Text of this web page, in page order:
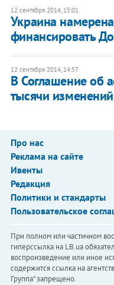
12 сентября 2014, 15:01
Украина
финансировать
12 сентября 2014, 14:57
В Соглашение об
тысячи
Про нас
Реклама на сайте
Ивенты
Редакция
Политики и стандарты
Пользовательское
При полном или частичном
гиперссылка на LB.ua
воспроизведение или иное
содержится ссылка на
Группа" запрещено.